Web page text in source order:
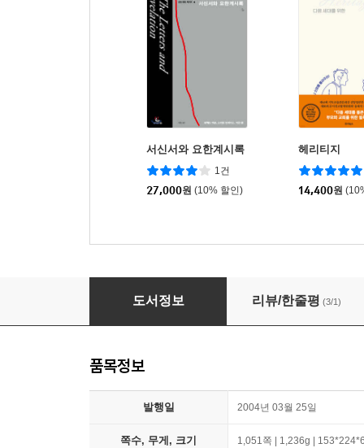
서신서와 요한계시록
1건
27,000원 (10% 할인)
헤리티지
14,400원
예수와 하나님의 승리
도서정보 리뷰/한줄평 (3/1)
품목정보
발행일 2004년 03월 25일
쪽수, 무게, 크기 1,051쪽 | 1,236g |